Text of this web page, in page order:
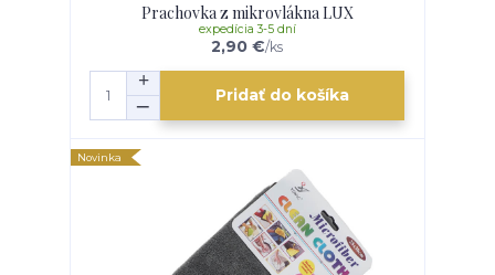
Prachovka z mikrovlákna LUX
2,90 €/ks
expedícia 3-5 dní
Pridať do košíka
Novinka